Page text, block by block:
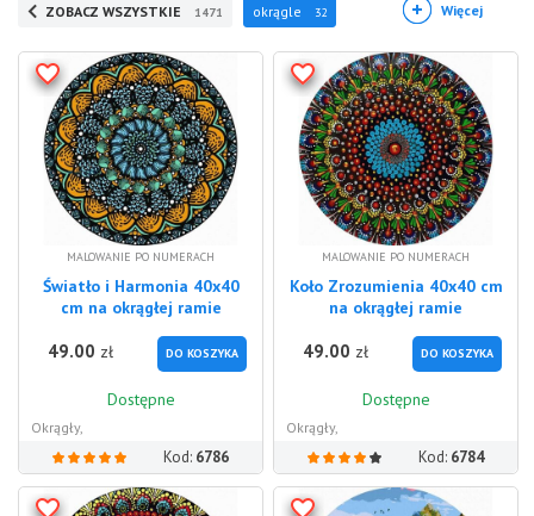
ZOBACZ WSZYSTKIE 1471 Więcej
okrągle 32
MALOWANIE PO NUMERACH
Światło i Harmonia 40x40
cm na okrągłej ramie
49.00 zł DO KOSZYKA
Dostępne
Okrągły,
Kod: 6786
MALOWANIE PO NUMERACH
Koło Zrozumienia 40x40 cm
na okrągłej ramie
49.00 zł DO KOSZYKA
Dostępne
Okrągły,
Kod: 6784